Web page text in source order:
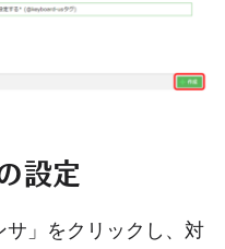
設定
」をクリックし、対